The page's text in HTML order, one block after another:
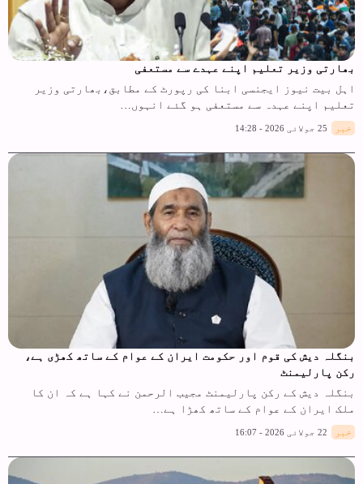
بھارتی وزیر تعلیم اپنے عہدے سے مستعفی
اہل بیت نیوز ایجنسی ابنا کی رپورٹ کے مطابق،بھارتی وزیر
تعلیم اپنے عہدہ سے مستعفی ہو گئے انہوں…
خبر 25 جولائی 2026 - 14:28
بنگلہ دیش کی قوم اور حکومت ایران کے عوام کے ساتھ کھڑی ہے،
رکن پارلیمنٹ
بنگلہ دیش کے رکن پارلیمنٹ مجیب الرحمن نے کہا ہے کہ ان کا
ملک ایران کے عوام کے ساتھ کھڑا ہے…
خبر 22 جولائی 2026 - 16:07